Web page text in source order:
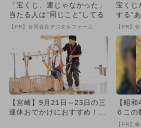
「宝くじ、運じゃなかった」
当たる人は“同じこと”してる
【PR】合同会社デジタルファーム
宝くじ
する“
【PR】
【宮崎】9月21日～23日の三
連休おでかけにおすすめ！人
【昭
６この
の数
【PR】